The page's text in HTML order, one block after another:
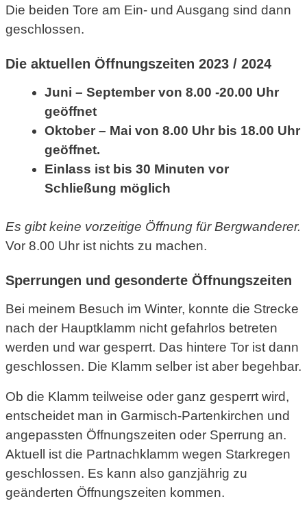
Die beiden Tore am Ein- und Ausgang sind dann
geschlossen.
Die aktuellen Öffnungszeiten 2023 / 2024
Juni – September von 8.00 -20.00 Uhr
geöffnet
Oktober – Mai von 8.00 Uhr bis 18.00 Uhr
geöffnet.
Einlass ist bis 30 Minuten vor
Schließung möglich
Es gibt keine vorzeitige Öffnung für Bergwanderer.
Vor 8.00 Uhr ist nichts zu machen.
Sperrungen und gesonderte Öffnungszeiten
Bei meinem Besuch im Winter, konnte die Strecke
nach der Hauptklamm nicht gefahrlos betreten
werden und war gesperrt. Das hintere Tor ist dann
geschlossen. Die Klamm selber ist aber begehbar.
Ob die Klamm teilweise oder ganz gesperrt wird,
entscheidet man in Garmisch-Partenkirchen und
angepassten Öffnungszeiten oder Sperrung an.
Aktuell ist die Partnachklamm wegen Starkregen
geschlossen. Es kann also ganzjährig zu
geänderten Öffnungszeiten kommen.